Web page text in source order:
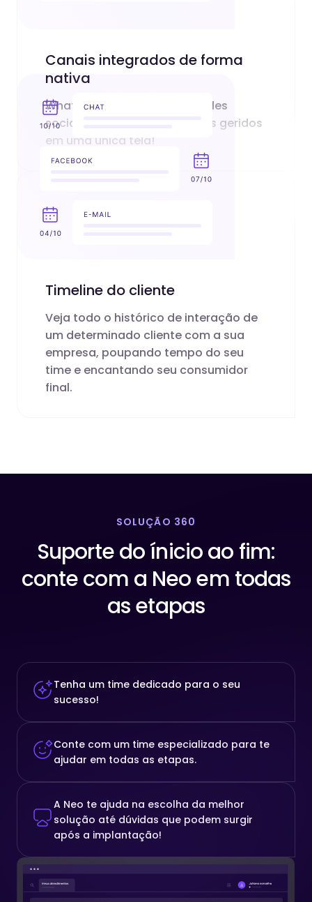
Canais integrados de forma
nativa
WhatsApp, telefone, chat, redes
sociais, marketplaces… Todos geridos
em uma única tela!
Timeline do cliente
Veja todo o histórico de interação de
um determinado cliente com a sua
empresa, poupando tempo do seu
time e encantando seu consumidor
final.
SOLUÇÃO 360
Suporte do ínicio ao fim:
conte com a Neo em todas
as etapas
Tenha um time dedicado para o seu
sucesso!
Conte com um time especializado para te
ajudar em todas as etapas.
A Neo te ajuda na escolha da melhor
solução até dúvidas que podem surgir
após a implantação!